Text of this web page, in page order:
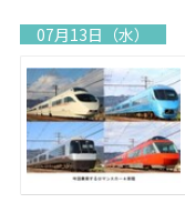
07月13日（水）